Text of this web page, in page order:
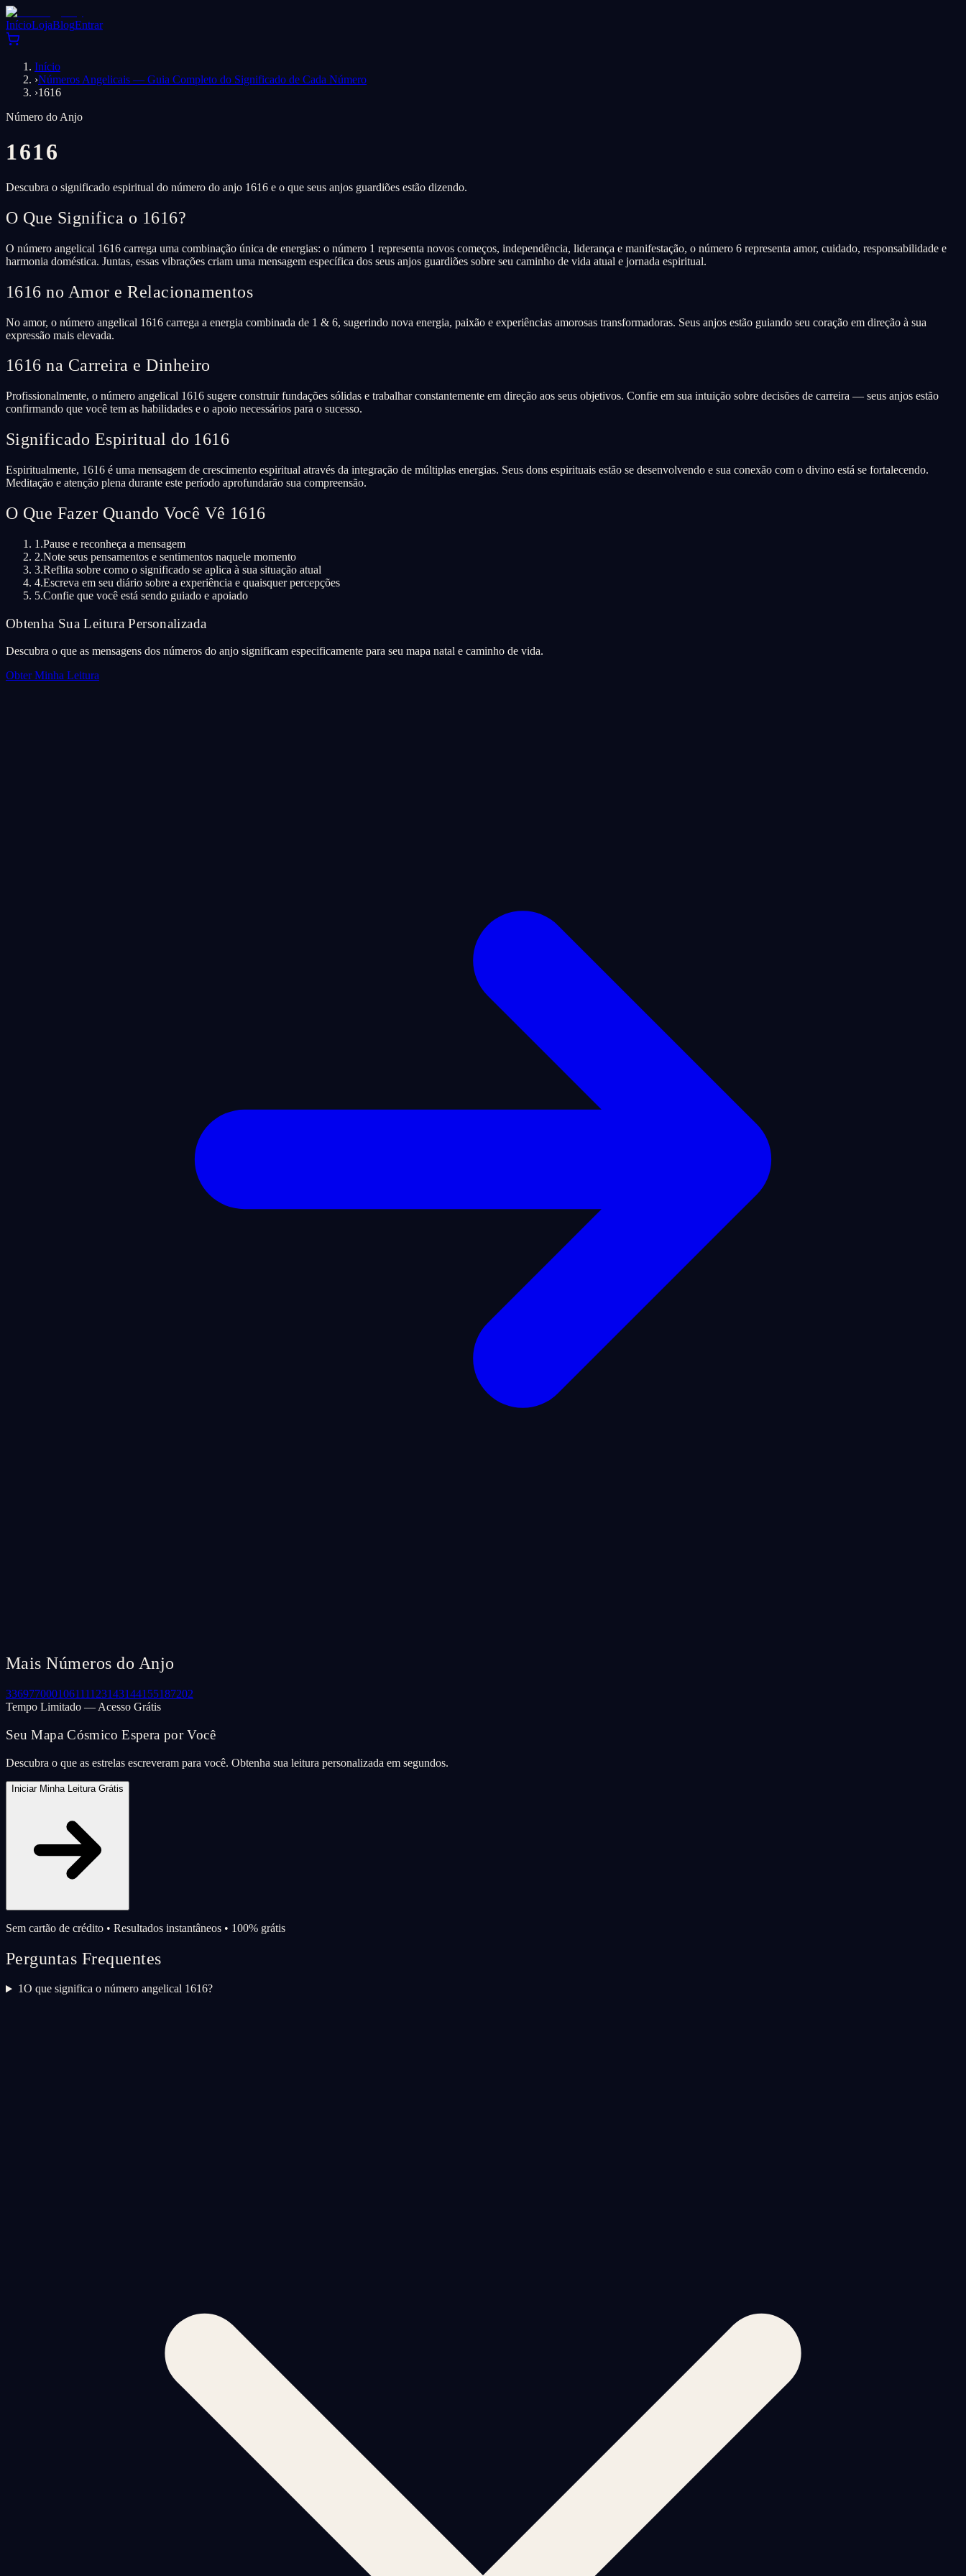
InícioLojaBlogEntrar
Início
›Números Angelicais — Guia Completo do Significado de Cada Número
›1616
Número do Anjo
1616
Descubra o significado espiritual do número do anjo 1616 e o que seus anjos guardiões estão dizendo.
O Que Significa o 1616?
O número angelical 1616 carrega uma combinação única de energias: o número 1 representa novos começos, independência, liderança e manifestação, o número 6 representa amor, cuidado, responsabilidade e
harmonia doméstica. Juntas, essas vibrações criam uma mensagem específica dos seus anjos guardiões sobre seu caminho de vida atual e jornada espiritual.
1616 no Amor e Relacionamentos
No amor, o número angelical 1616 carrega a energia combinada de 1 & 6, sugerindo nova energia, paixão e experiências amorosas transformadoras. Seus anjos estão guiando seu coração em direção à sua
expressão mais elevada.
1616 na Carreira e Dinheiro
Profissionalmente, o número angelical 1616 sugere construir fundações sólidas e trabalhar constantemente em direção aos seus objetivos. Confie em sua intuição sobre decisões de carreira — seus anjos estão
confirmando que você tem as habilidades e o apoio necessários para o sucesso.
Significado Espiritual do 1616
Espiritualmente, 1616 é uma mensagem de crescimento espiritual através da integração de múltiplas energias. Seus dons espirituais estão se desenvolvendo e sua conexão com o divino está se fortalecendo.
Meditação e atenção plena durante este período aprofundarão sua compreensão.
O Que Fazer Quando Você Vê 1616
1.Pause e reconheça a mensagem
2.Note seus pensamentos e sentimentos naquele momento
3.Reflita sobre como o significado se aplica à sua situação atual
4.Escreva em seu diário sobre a experiência e quaisquer percepções
5.Confie que você está sendo guiado e apoiado
Obtenha Sua Leitura Personalizada
Descubra o que as mensagens dos números do anjo significam especificamente para seu mapa natal e caminho de vida.
Obter Minha Leitura
Mais Números do Anjo
336977000106111123143144155187202
Tempo Limitado — Acesso Grátis
Seu Mapa Cósmico Espera por Você
Descubra o que as estrelas escreveram para você. Obtenha sua leitura personalizada em segundos.
Iniciar Minha Leitura Grátis
Sem cartão de crédito • Resultados instantâneos • 100% grátis
Perguntas Frequentes
1O que significa o número angelical 1616?